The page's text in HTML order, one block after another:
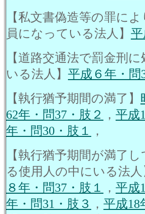
【私文書偽造等の罪に
員になっている法人】
【道路交通法で罰金刑
いる法人】 平成６年・問
【執行猶予期間の満了】
62年・問37・肢２
， 平成
年・問30・肢１
，
【執行猶予期間が満了
る使用人の中にいる法人
８年・問37・肢１
， 平成
年・問31・肢３
， 平成18